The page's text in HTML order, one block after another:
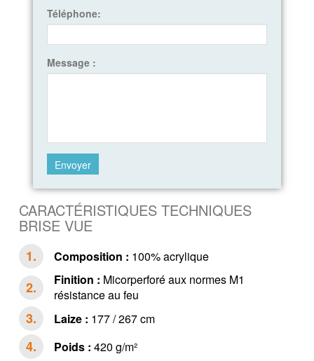
Téléphone:
Message :
CARACTÉRISTIQUES TECHNIQUES
BRISE VUE
Composition : 100% acrylique
Finition : Micorperforé aux normes M1
résistance au feu
Laize : 177 / 267 cm
Poids : 420 g/m²